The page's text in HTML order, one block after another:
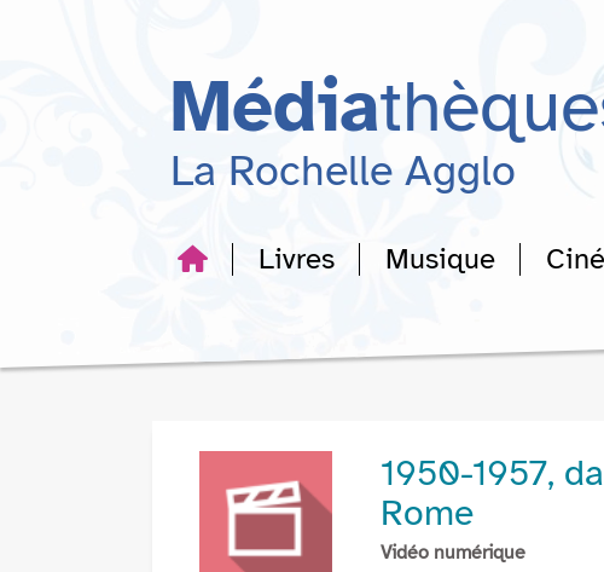
recherche
Média
La Rochelle Agglo
Livres Musique
1950-1957,
Rome
Vidéo numérique